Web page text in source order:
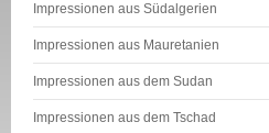
Impressionen aus Südalgerien
Impressionen aus Mauretanien
Impressionen aus dem Sudan
Impressionen aus dem Tschad